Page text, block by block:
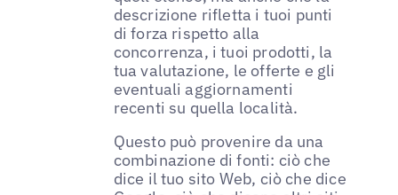
descrizione rifletta i tuoi punti
di forza rispetto alla
concorrenza, i tuoi prodotti, la
tua valutazione, le offerte e gli
eventuali aggiornamenti
recenti su quella località.
Questo può provenire da una
combinazione di fonti: ciò che
dice il tuo sito Web, ciò che dice